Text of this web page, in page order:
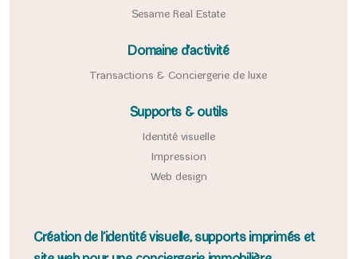
Sesame Real Estate
Domaine d'activité
Transactions & Conciergerie de luxe
Supports & outils
Identité visuelle
Impression
Web design
Création de l’identité visuelle, supports imprimés et